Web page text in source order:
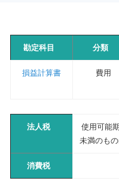
勘定科目 分類
損益計算書 費用
法人税
使用可能
未満のも
消費税